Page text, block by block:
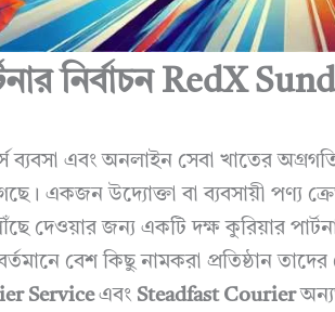
নির্বাচন RedX
ব্যবসা এবং অনলাইন সেবা খাতের
একজন উদ্যোক্তা বা ব্যবসায়ী পণ্য
দেওয়ার জন্য একটি দক্ষ কুরিয়ার
বর্তমানে বেশ কিছু নামকরা প্রতিষ্ঠান
Serviceএবং Steadfast Courier